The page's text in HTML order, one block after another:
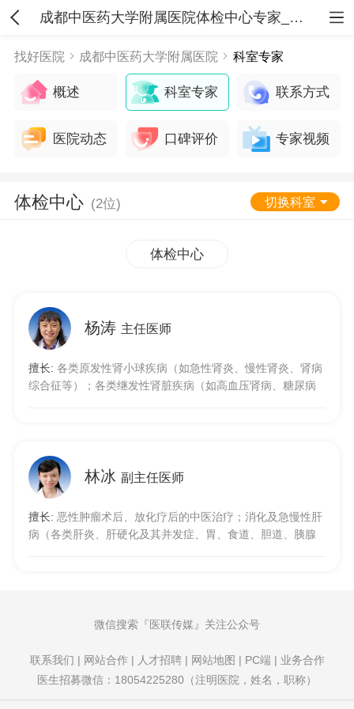
成都中医药大学附属医院体检中心专家_就医指南
找好医院 成都中医药大学附属医院 科室专家
概述 科室专家 联系方式
医院动态 口碑评价 专家视频
体检中心 (2位) 切换科室
体检中心
杨涛 主任医师
擅长: 各类原发性肾小球疾病（如急性肾炎、慢性肾炎、肾病
综合征等）；各类继发性肾脏疾病（如高血压肾病、糖尿病
的中西医干预及诊治；各类亚健康状态的中西医诊断、咨
询、治疗，及热成像的医学评估、中医体质辨识、养生调摄
指导等。
林冰副主任医师
擅长: 恶性肿瘤术后、放化疗后的中医治疗；消化及急慢性肝
病（各类肝炎、肝硬化及其并发症、胃、食道、胆道、胰腺
微信搜索 医联传媒 关注公众号
联系我们 | 网站合作| 人才招聘| 网站地图 | PC端| 业务合作
医生招募微信：18054225280（注明医院，姓名，职称）